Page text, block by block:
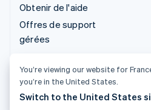
Obtenir de l'aide
Offres de support
gérées
© 2026 Stripe, LLC
You’re viewing our website for
you’re in the United States.
Switch to the United States